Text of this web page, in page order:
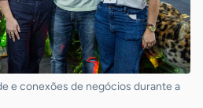
e conexões de negócios durante a